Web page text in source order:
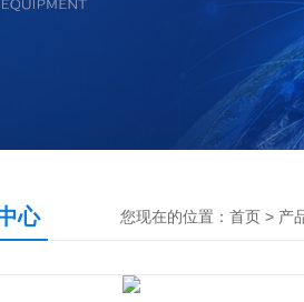
心 您现在的位置： 首页 > 产